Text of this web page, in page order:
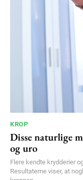
KROP
Disse naturlige
og uro
Flere kendte krydderier
Resultaterne viser, at